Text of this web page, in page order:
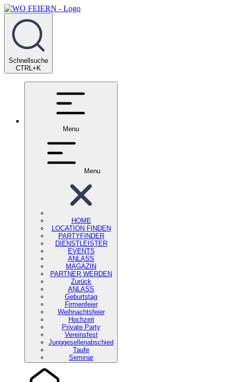
Schnellsuche
CTRL+K
Menu
Menu
HOME
LOCATION FINDEN
PARTYFINDER
DIENSTLEISTER
EVENTS
ANLASS
MAGAZIN
PARTNER WERDEN
Zurück
ANLASS
Geburtstag
Firmenfeier
Weihnachtsfeier
Hochzeit
Private Party
Vereinsfest
Junggesellenabschied
Taufe
Seminar